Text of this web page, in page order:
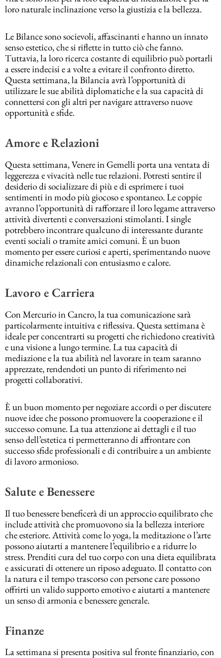
loro naturale inclinazione verso la giustizia e la bellezza.
Le Bilance sono socievoli, affascinanti e hanno un innato
senso estetico, che si riflette in tutto ciò che fanno.
Tuttavia, la loro ricerca costante di equilibrio può portarli
a essere indecisi e a volte a evitare il confronto diretto.
Questa settimana, la Bilancia avrà l’opportunità di
utilizzare le sue abilità diplomatiche e la sua capacità di
connettersi con gli altri per navigare attraverso nuove
opportunità e sfide.
Amore e Relazioni
Questa settimana, Venere in Gemelli porta una ventata di
leggerezza e vivacità nelle tue relazioni. Potresti sentire il
desiderio di socializzare di più e di esprimere i tuoi
sentimenti in modo più giocoso e spontaneo. Le coppie
avranno l’opportunità di rafforzare il loro legame attraverso
attività divertenti e conversazioni stimolanti. I single
potrebbero incontrare qualcuno di interessante durante
eventi sociali o tramite amici comuni. È un buon
momento per essere curiosi e aperti, sperimentando nuove
dinamiche relazionali con entusiasmo e calore.
Lavoro e Carriera
Con Mercurio in Cancro, la tua comunicazione sarà
particolarmente intuitiva e riflessiva. Questa settimana è
ideale per concentrarti su progetti che richiedono creatività
e una visione a lungo termine. La tua capacità di
mediazione e la tua abilità nel lavorare in team saranno
apprezzate, rendendoti un punto di riferimento nei
progetti collaborativi.
È un buon momento per negoziare accordi o per discutere
nuove idee che possono promuovere la cooperazione e il
successo comune. La tua attenzione ai dettagli e il tuo
senso dell’estetica ti permetteranno di affrontare con
successo sfide professionali e di contribuire a un ambiente
di lavoro armonioso.
Salute e Benessere
Il tuo benessere beneficerà di un approccio equilibrato che
include attività che promuovono sia la bellezza interiore
che esteriore. Attività come lo yoga, la meditazione o l’arte
possono aiutarti a mantenere l’equilibrio e a ridurre lo
stress. Prenditi cura del tuo corpo con una dieta equilibrata
e assicurati di ottenere un riposo adeguato. Il contatto con
la natura e il tempo trascorso con persone care possono
offrirti un valido supporto emotivo e aiutarti a mantenere
un senso di armonia e benessere generale.
Finanze
La settimana si presenta positiva sul fronte finanziario, con